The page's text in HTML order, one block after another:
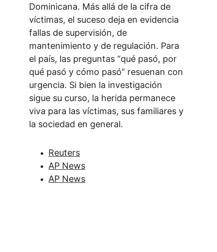
Dominicana. Más allá de la cifra de
víctimas, el suceso deja en evidencia
fallas de supervisión, de
mantenimiento y de regulación. Para
el país, las preguntas “qué pasó, por
qué pasó y cómo pasó” resuenan con
urgencia. Si bien la investigación
sigue su curso, la herida permanece
viva para las víctimas, sus familiares y
la sociedad en general.
Reuters
AP News
AP News